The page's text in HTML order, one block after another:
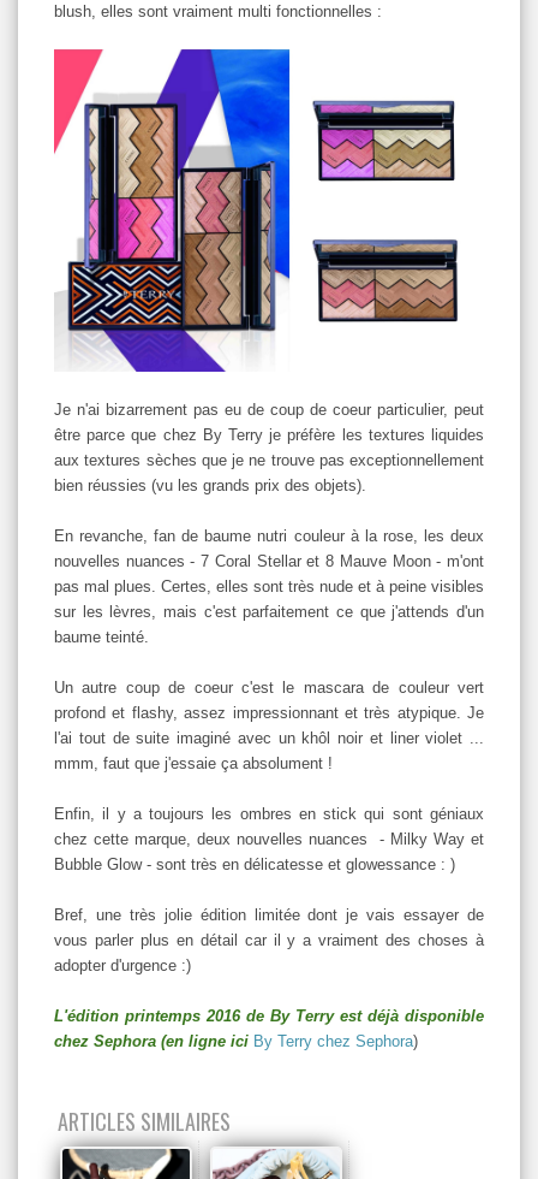
blush, elles sont vraiment multi fonctionnelles :
Je n'ai bizarrement pas eu de coup de coeur particulier, peut
être parce que chez By Terry je préfère les textures liquides
aux textures sèches que je ne trouve pas exceptionnellement
bien réussies (vu les grands prix des objets).
En revanche, fan de baume nutri couleur à la rose, les deux
nouvelles nuances - 7 Coral Stellar et 8 Mauve Moon - m'ont
pas mal plues. Certes, elles sont très nude et à peine visibles
sur les lèvres, mais c'est parfaitement ce que j'attends d'un
baume teinté.
Un autre coup de coeur c'est le mascara de couleur vert
profond et flashy, assez impressionnant et très atypique. Je
l'ai tout de suite imaginé avec un khôl noir et liner violet ...
mmm, faut que j'essaie ça absolument !
Enfin, il y a toujours les ombres en stick qui sont géniaux
chez cette marque, deux nouvelles nuances - Milky Way et
Bubble Glow - sont très en délicatesse et glowessance : )
Bref, une très jolie édition limitée dont je vais essayer de
vous parler plus en détail car il y a vraiment des choses à
adopter d'urgence :)
L'édition printemps 2016 de By Terry est déjà disponible
chez Sephora (en ligne ici By Terry chez Sephora)
ARTICLES SIMILAIRES